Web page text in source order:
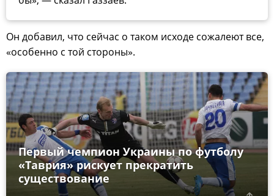
Он добавил, что сейчас о таком исходе сожалеют все,
«особенно с той стороны».
Первый чемпион Украины по футболу
«Таврия» рискует прекратить
существование